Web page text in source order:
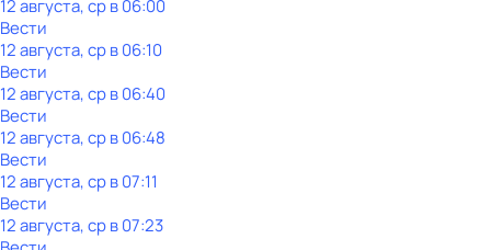
12 августа, ср в 06:00
Вести
12 августа, ср в 06:10
Вести
12 августа, ср в 06:40
Вести
12 августа, ср в 06:48
Вести
12 августа, ср в 07:11
Вести
12 августа, ср в 07:23